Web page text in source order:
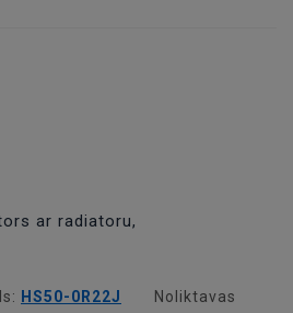
ar radiatoru,
HS50-0R22J
Noliktavas